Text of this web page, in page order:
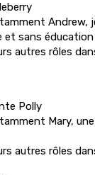
sans éducation
autres rôles
Polly
Mary,
autres rôles